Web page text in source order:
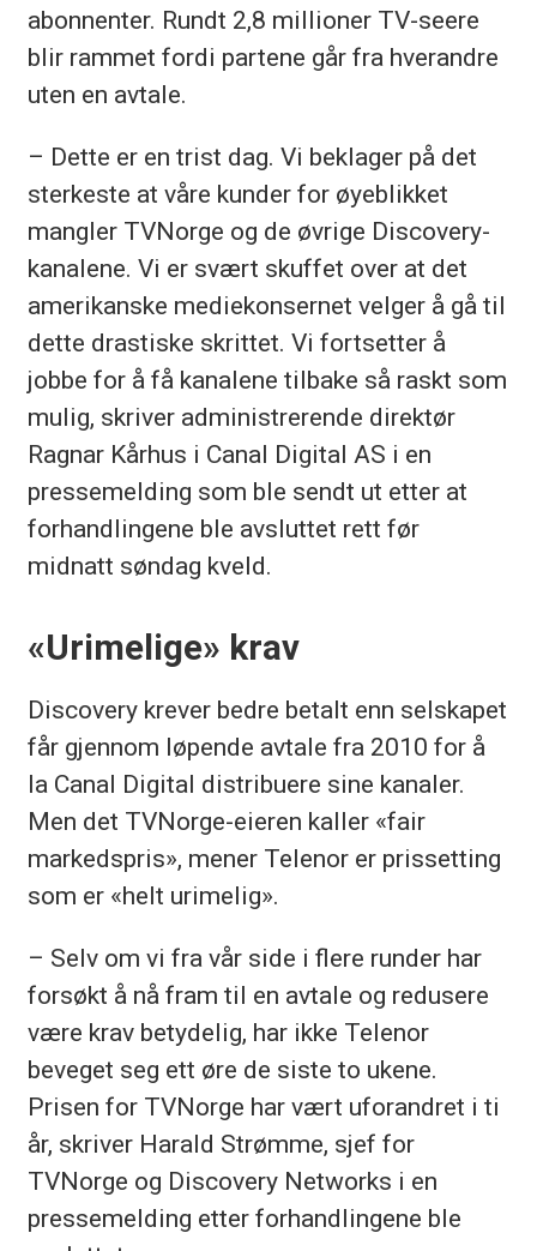
abonnenter. Rundt 2,8 millioner TV-seere
blir rammet fordi partene går fra hverandre
uten en avtale.
– Dette er en trist dag. Vi beklager på det
sterkeste at våre kunder for øyeblikket
mangler TVNorge og de øvrige Discovery-
kanalene. Vi er svært skuffet over at det
amerikanske mediekonsernet velger å gå til
dette drastiske skrittet. Vi fortsetter å
jobbe for å få kanalene tilbake så raskt som
mulig, skriver administrerende direktør
Ragnar Kårhus i Canal Digital AS i en
pressemelding som ble sendt ut etter at
forhandlingene ble avsluttet rett før
midnatt søndag kveld.
«Urimelige» krav
Discovery krever bedre betalt enn selskapet
får gjennom løpende avtale fra 2010 for å
la Canal Digital distribuere sine kanaler.
Men det TVNorge-eieren kaller «fair
markedspris», mener Telenor er prissetting
som er «helt urimelig».
– Selv om vi fra vår side i flere runder har
forsøkt å nå fram til en avtale og redusere
være krav betydelig, har ikke Telenor
beveget seg ett øre de siste to ukene.
Prisen for TVNorge har vært uforandret i ti
år, skriver Harald Strømme, sjef for
TVNorge og Discovery Networks i en
pressemelding etter forhandlingene ble